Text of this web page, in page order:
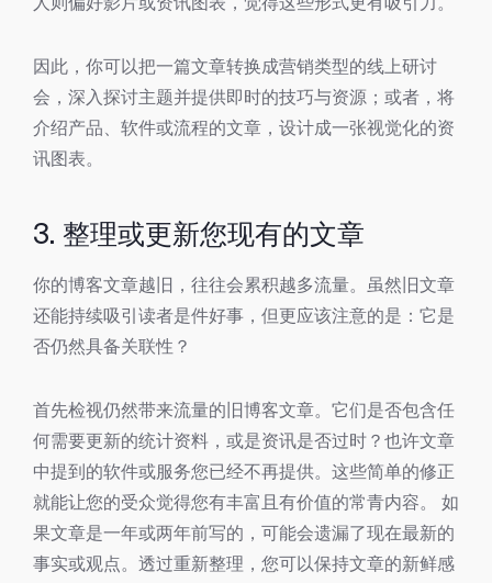
因此，你可以把一篇文章转换成营销类型的线上研讨
会，深入探讨主题并提供即时的技巧与资源；或者，将
介绍产品、软件或流程的文章，设计成一张视觉化的资
讯图表。
3. 整理或更新您现有的文章
你的博客文章越旧，往往会累积越多流量。虽然旧文章
还能持续吸引读者是件好事，但更应该注意的是：它是
否仍然具备关联性？
首先检视仍然带来流量的旧博客文章。它们是否包含任
何需要更新的统计资料，或是资讯是否过时？也许文章
中提到的软件或服务您已经不再提供。这些简单的修正
就能让您的受众觉得您有丰富且有价值的常青内容。 如
果文章是一年或两年前写的，可能会遗漏了现在最新的
事实或观点。透过重新整理，您可以保持文章的新鲜感